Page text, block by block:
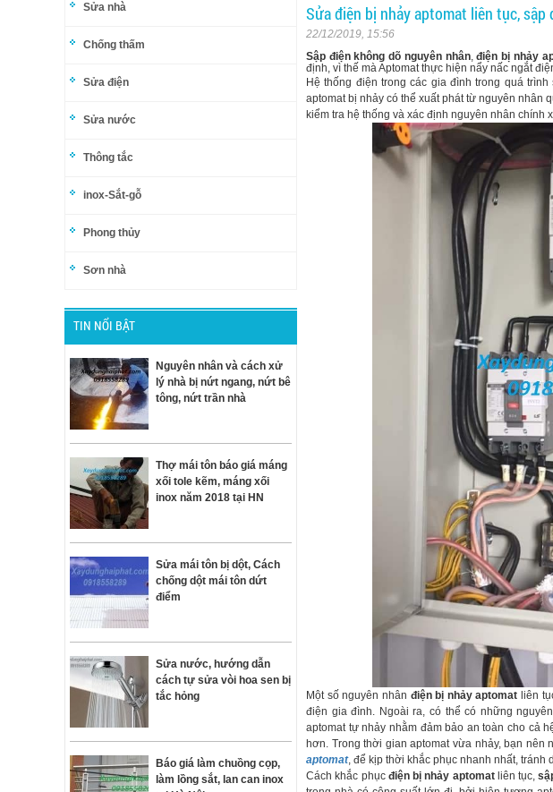
Sửa nhà
Chống thấm
Sửa điện
Sửa nước
Thông tắc
inox-Sắt-gỗ
Phong thủy
Sơn nhà
TIN NỔI BẬT
Nguyên nhân và cách xử
lý nhà bị nứt ngang, nứt bê
tông, nứt trần nhà
Thợ mái tôn báo giá máng
xối tole kẽm, máng xối
inox năm 2018 tại HN
Sửa mái tôn bị dột, Cách
chống dột mái tôn dứt
điểm
Sửa nước, hướng dẫn
cách tự sửa vòi hoa sen bị
tắc hỏng
Báo giá làm chuồng cọp,
làm lồng sắt, lan can inox
Sửa điện bị nhảy aptomat liên tục, sập
22/12/2019, 15:56
Sập điện không dõ nguyên nhân,điện bị nhảy
định, vì thế mà Aptomat thực hiện nẩy nấc ngắt
Hệ thống điện trong các gia đình trong quá
aptomat bị nhảy có thể xuất phát từ nguyên nhân
kiểm tra hệ thống và xác định nguyên nhân chính
Một số nguyên nhân điện bị nhảy aptomat liên
điện gia đình. Ngoài ra, có thể có những
aptomat tự nhảy nhằm đảm bảo an toàn cho cả
hơn. Trong thời gian aptomat vừa nhảy, bạn nên
aptomat, để kịp thời khắc phục nhanh nhất, tránh
Cách khắc phục điện bị nhảy aptomatliên tục,